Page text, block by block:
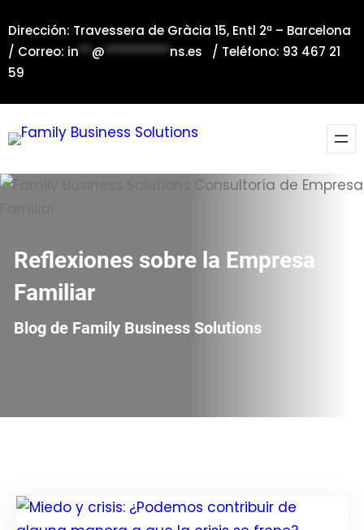
al
contenido
Dirección: Travessera de Gràcia 15, Entl 2ª – Barcelona
/ Correo: in**@**********ns.es / Teléfono: 93 467 21
59
Reflexiones sobre la Empresa
Familiar
Blog de Family Business Solutions